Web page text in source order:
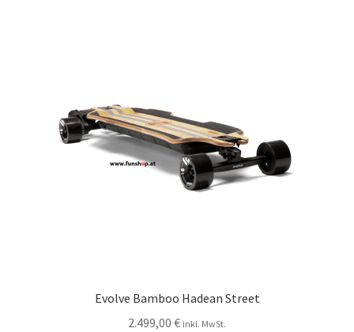
Evolve Bamboo Hadean Street
2.499,00 € inkl. MwSt.